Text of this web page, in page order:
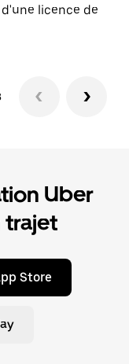
licence de
Uber
trajet
Store